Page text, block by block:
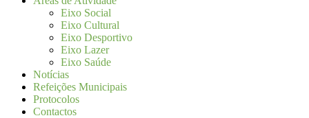
Eixo Social
Eixo Cultural
Eixo Desportivo
Eixo Lazer
Eixo Saúde
Notícias
Refeições Municipais
Protocolos
Contactos